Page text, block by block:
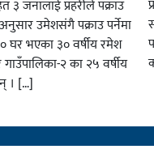
जनालाई प्रहरीले पक्राउ
उमेशसंगै पक्राउ पर्नेमा
घर भएका ३० वर्षीय रमेश
२ का २५ वर्षीय
। […]